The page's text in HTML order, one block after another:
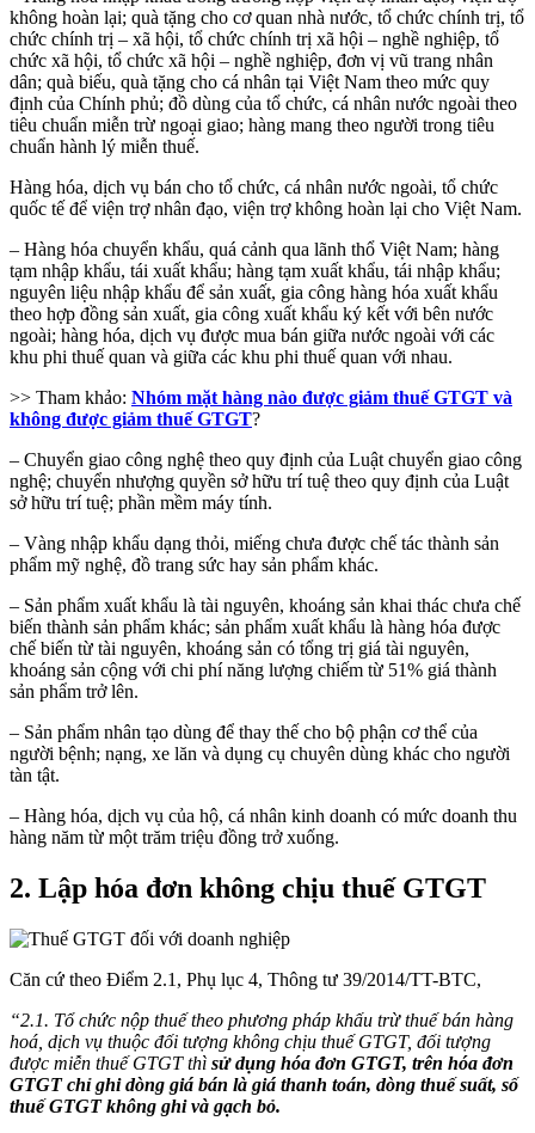
không hoàn lại; quà tặng cho cơ quan nhà nước, tổ chức chính trị, tổ
chức chính trị – xã hội, tổ chức chính trị xã hội – nghề nghiệp, tổ
chức xã hội, tổ chức xã hội – nghề nghiệp, đơn vị vũ trang nhân
dân; quà biếu, quà tặng cho cá nhân tại Việt Nam theo mức quy
định của Chính phủ; đồ dùng của tổ chức, cá nhân nước ngoài theo
tiêu chuẩn miễn trừ ngoại giao; hàng mang theo người trong tiêu
chuẩn hành lý miễn thuế.
Hàng hóa, dịch vụ bán cho tổ chức, cá nhân nước ngoài, tổ chức
quốc tế để viện trợ nhân đạo, viện trợ không hoàn lại cho Việt Nam.
– Hàng hóa chuyển khẩu, quá cảnh qua lãnh thổ Việt Nam; hàng
tạm nhập khẩu, tái xuất khẩu; hàng tạm xuất khẩu, tái nhập khẩu;
nguyên liệu nhập khẩu để sản xuất, gia công hàng hóa xuất khẩu
theo hợp đồng sản xuất, gia công xuất khẩu ký kết với bên nước
ngoài; hàng hóa, dịch vụ được mua bán giữa nước ngoài với các
khu phi thuế quan và giữa các khu phi thuế quan với nhau.
>> Tham khảo: Nhóm mặt hàng nào được giảm thuế GTGT và
không được giảm thuế GTGT?
– Chuyển giao công nghệ theo quy định của Luật chuyển giao công
nghệ; chuyển nhượng quyền sở hữu trí tuệ theo quy định của Luật
sở hữu trí tuệ; phần mềm máy tính.
– Vàng nhập khẩu dạng thỏi, miếng chưa được chế tác thành sản
phẩm mỹ nghệ, đồ trang sức hay sản phẩm khác.
– Sản phẩm xuất khẩu là tài nguyên, khoáng sản khai thác chưa chế
biến thành sản phẩm khác; sản phẩm xuất khẩu là hàng hóa được
chế biến từ tài nguyên, khoáng sản có tổng trị giá tài nguyên,
khoáng sản cộng với chi phí năng lượng chiếm từ 51% giá thành
sản phẩm trở lên.
– Sản phẩm nhân tạo dùng để thay thế cho bộ phận cơ thể của
người bệnh; nạng, xe lăn và dụng cụ chuyên dùng khác cho người
tàn tật.
– Hàng hóa, dịch vụ của hộ, cá nhân kinh doanh có mức doanh thu
hàng năm từ một trăm triệu đồng trở xuống.
2. Lập hóa đơn không chịu thuế GTGT
Căn cứ theo Điểm 2.1, Phụ lục 4, Thông tư 39/2014/TT-BTC,
“2.1. Tổ chức nộp thuế theo phương pháp khấu trừ thuế bán hàng
hoá, dịch vụ thuộc đối tượng không chịu thuế GTGT, đối tượng
được miễn thuế GTGT thì sử dụng hóa đơn GTGT, trên hóa đơn
GTGT chỉ ghi dòng giá bán là giá thanh toán, dòng thuế suất, số
thuế GTGT không ghi và gạch bỏ.